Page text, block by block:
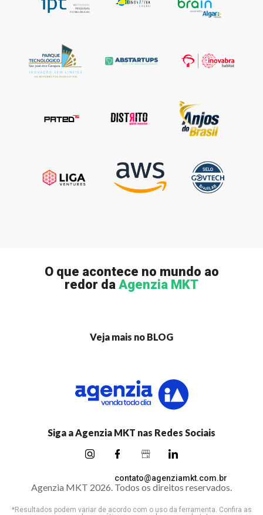
O que acontece no mundo ao
redor da Agenzia MKT
Veja mais no BLOG
Siga a Agenzia MKT nas Redes Sociais
contato@agenziamkt.com.br
Agenzia MKT 2026. Todos os direitos reservados.
*Resultados podem variar de acordo com o uso da ferramenta. Confira as